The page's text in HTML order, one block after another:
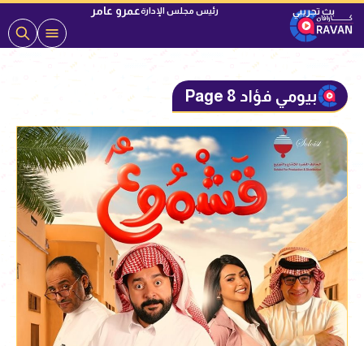
رئيس مجلس الإدارةعمرو عامر
بيومي فؤاد Page 8